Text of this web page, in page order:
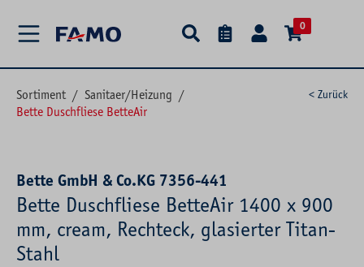
0
Sortiment / Sanitaer/Heizung /
Bette Duschfliese BetteAir
< Zurück
Bette GmbH & Co.KG 7356-441
Bette Duschfliese BetteAir 1400 x 900
mm, cream, Rechteck, glasierter Titan-
Stahl